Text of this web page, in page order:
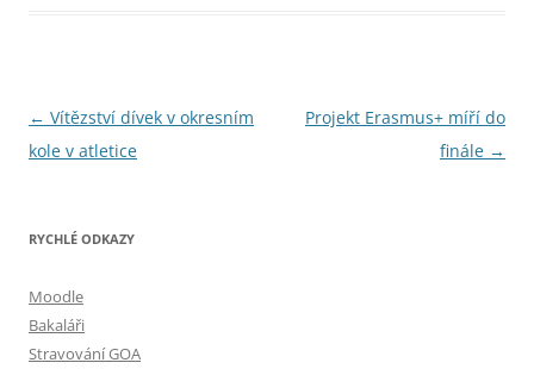
Navigace
pro
← Vítězství dívek v okresním
kole v atletice
Projekt Erasmus+ míří do
finále →
RYCHLÉ ODKAZY
Moodle
Bakaláři
Stravování GOA